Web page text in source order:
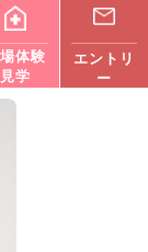
体験
見学
エントリ
ー